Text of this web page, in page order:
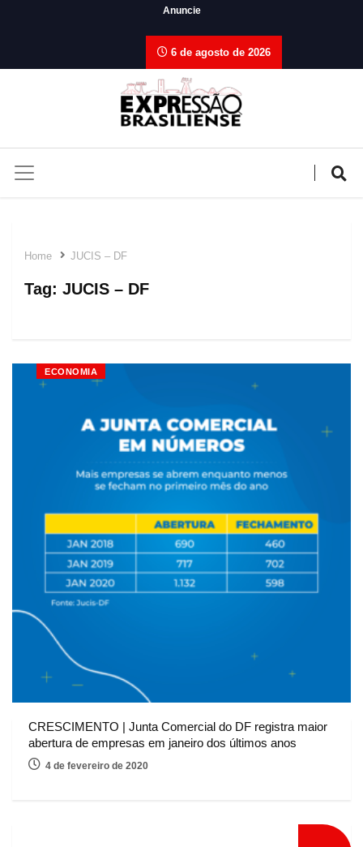
Anuncie
6 de agosto de 2026
Home JUCIS – DF
Tag: JUCIS – DF
ECONOMIA
CRESCIMENTO | Junta Comercial do DF registra maior
abertura de empresas em janeiro dos últimos anos
4 de fevereiro de 2020